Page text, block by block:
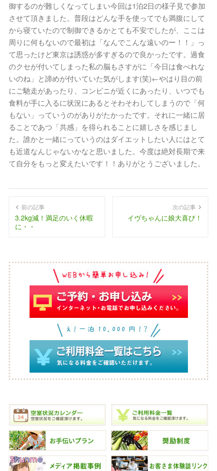
御するのが難しくなってしまい今回は1泊2日の様子見で参加
させて頂きました。普段はどんな手を使ってでも満腹にして
から寝ていたので制御できるかとても不安でしたが、ここは
周りに何もないので最初は「なんでこんな遠いのー！！」っ
て思ったけど東京は誘惑が多すぎるので良かったです。過食
のクセが付いてしまった私の脳もさすがに「今日は食べれな
いのね」と諦めが付いていた気がします(笑)←やはり目の前
にご馳走があったり、コンビニが近くにあったり、いつでも
食料が手に入るに状況にあるとそわそわしてしまうので「何
もない」っていうのがありがたかったです。それに一緒に居
ることであつ「共感」を得られることに嬉しさを感じまし
た。誰かと一緒にっていうのはダイエットしたい人にはとて
も近道なんじゃないかなと思いました。今度は絶対長期で来
て自分をもっと変えたいです！！ありがとうございました。
前の記事
3.2kg減！満足のいく休暇
に・・
次の記事
イヴちゃんに娘大喜び！